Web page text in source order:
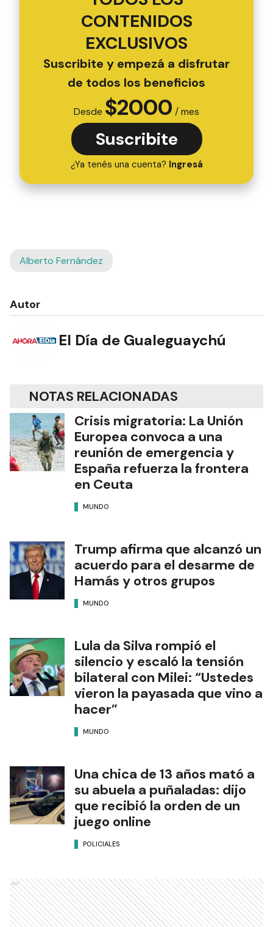
CONTENIDOS
EXCLUSIVOS
Suscribite y empezá a disfrutar
de todos los beneficios
Desde $2000 / mes
Suscribite
¿Ya tenés una cuenta? Ingresá
Alberto Fernández
Autor
El Día de Gualeguaychú
NOTAS RELACIONADAS
Crisis migratoria: La Unión
Europea convoca a una
reunión de emergencia y
España refuerza la frontera
en Ceuta
MUNDO
Trump afirma que alcanzó un
acuerdo para el desarme de
Hamás y otros grupos
MUNDO
Lula da Silva rompió el
silencio y escaló la tensión
bilateral con Milei: “Ustedes
vieron la payasada que vino a
hacer”
MUNDO
Una chica de 13 años mató a
su abuela a puñaladas: dijo
que recibió la orden de un
juego online
POLICIALES
Ads